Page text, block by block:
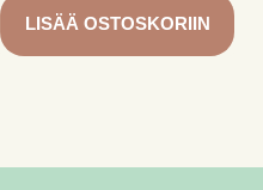
LISÄÄ OSTOSKORIIN